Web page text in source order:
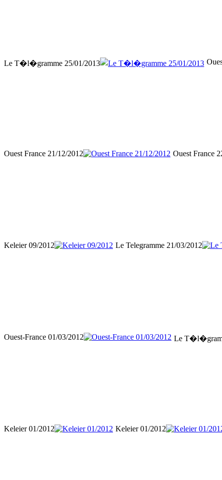
Le T�l�gramme 25/01/2013
Ouest France 21/12/2012 Ouest France
Keleier 09/2012 Le Telegramme 21/03/2012
Ouest-France 01/03/2012 Le
Keleier 01/2012 Keleier 01/2012